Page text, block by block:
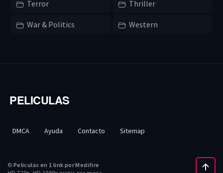
Terror Thriller
War & Politics Western
PELICULAS
© Peliculas en 1 link por Medifire
DMCA Ayuda Contacto Sitemap